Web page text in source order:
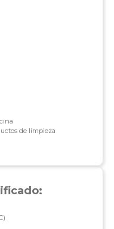
de limpieza